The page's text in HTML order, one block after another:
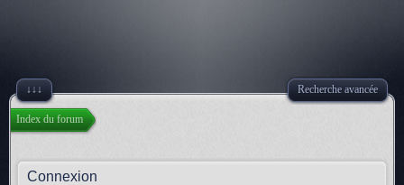
↓↓↓ Recherche avancée
Index du forum
Connexion